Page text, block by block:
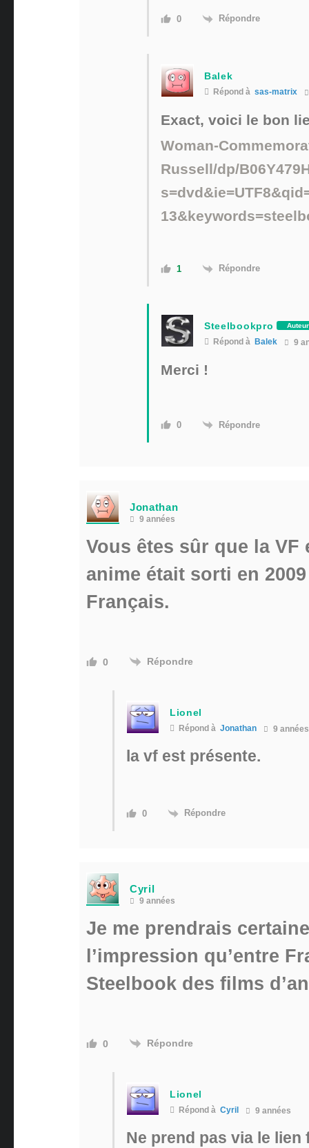
0 Répondre
Balek
Répond à sas-matrix
Exact, voici le bon
Woman-
Russell/dp/
1 Répondre
Steelbookpro Auteur
Répond à Balek 9
Merci !
0 Répondre
Jonathan
9 années
Vous êtes sûr que la
anime était sorti en
Français.
0 Répondre
Lionel
Répond à Jonathan 9 années
la vf est présente.
0 Répondre
Cyril
9 années
Je me prendrais
l’impression qu’entre
Steelbook des films
0 Répondre
Lionel
Répond à Cyril 9 années
Ne prend pas via le